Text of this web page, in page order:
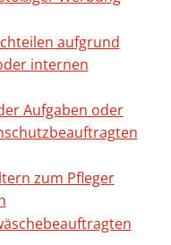
aufgrund
internen
Aufgaben oder
zum Pfleger